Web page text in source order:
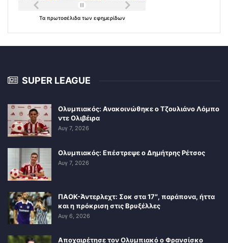
Τα πρωτοσέλιδα των εφημερίδων
SUPER LEAGUE
Ολυμπιακός: Ανακοινώθηκε ο Τζουλιάνο Λόμπο
ντε Ολιβέιρα
Αυγ 7, 2026
Ολυμπιακός: Επέστρεψε ο Δημήτρης Ρέτσος
Αυγ 7, 2026
ΠΑΟΚ-Άντερλεχτ: Σοκ στα 17″, παράπονα, ήττα
και η πρόκριση στις Βρυξέλλες
Αυγ 6, 2026
Αποχαιρέτησε τον Ολυμπιακό ο Φρανσίσκο